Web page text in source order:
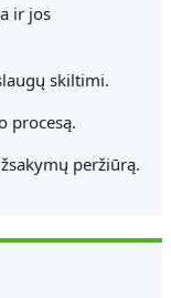
ir jos
skiltimi.
procesą.
peržiūrą.